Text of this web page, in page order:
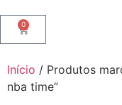
0
Início / Produtos
nba time”